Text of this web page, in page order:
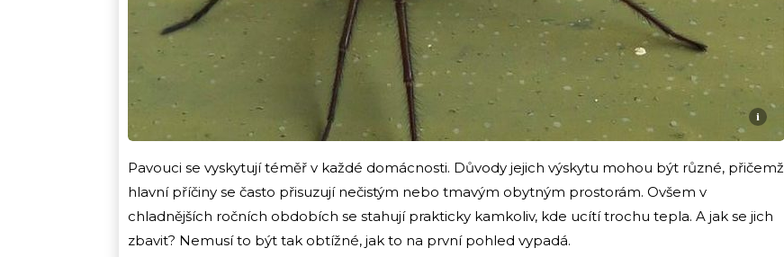
i
Pavouci se vyskytují téměř v každé domácnosti. Důvody jejich výskytu mohou být různé, přičemž
hlavní příčiny se často přisuzují nečistým nebo tmavým obytným prostorám. Ovšem v
chladnějších ročních obdobích se stahují prakticky kamkoliv, kde ucítí trochu tepla. A jak se jich
zbavit? Nemusí to být tak obtížné, jak to na první pohled vypadá.